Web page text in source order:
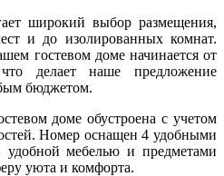
широкий выбор размещения,
и до изолированных комнат.
гостевом доме начинается от
делает наше предложение
бюджетом.
доме обустроена с учетом
Номер оснащен 4 удобными
удобной мебелью и предметами
уюта и комфорта.